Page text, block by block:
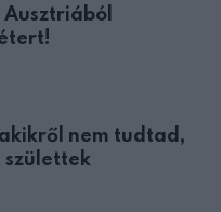
akikről nem tudtad,
születtek